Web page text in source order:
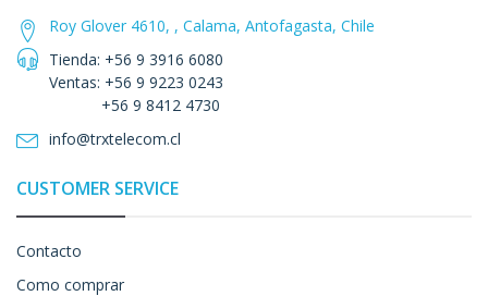
Roy Glover 4610, , Calama, Antofagasta, Chile
Tienda: +56 9 3916 6080
Ventas: +56 9 9223 0243
+56 9 8412 4730
info@trxtelecom.cl
CUSTOMER SERVICE
Contacto
Como comprar